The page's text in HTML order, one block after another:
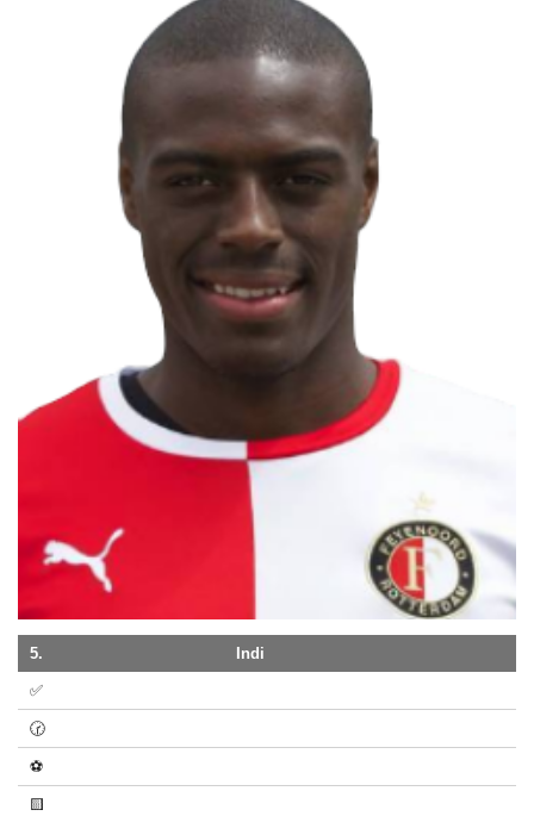
5. Indi
✅
🕝
⚽
🟨